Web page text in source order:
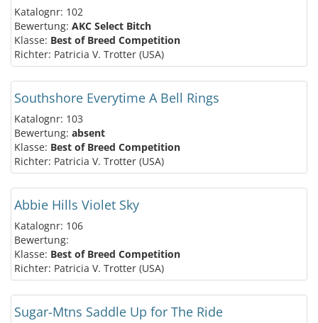
Katalognr: 102
Bewertung: AKC Select Bitch
Klasse: Best of Breed Competition
Richter: Patricia V. Trotter (USA)
Southshore Everytime A Bell Rings
Katalognr: 103
Bewertung: absent
Klasse: Best of Breed Competition
Richter: Patricia V. Trotter (USA)
Abbie Hills Violet Sky
Katalognr: 106
Bewertung:
Klasse: Best of Breed Competition
Richter: Patricia V. Trotter (USA)
Sugar-Mtns Saddle Up for The Ride